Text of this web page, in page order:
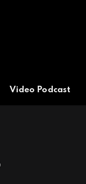
Video Podcast